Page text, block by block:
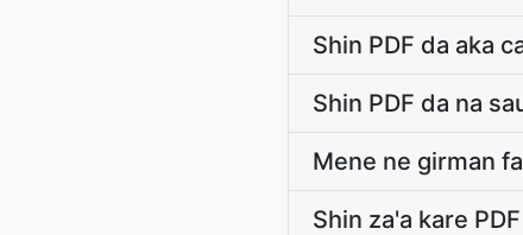
Shin PDF da aka
Shin PDF da na
Mene ne girman
Shin za'a kare